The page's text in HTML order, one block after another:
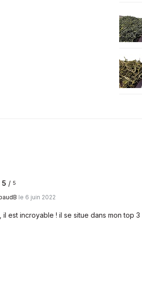
5 / 5
le 6 juin 2022
il est incroyable ! il se situe dans mon top 3